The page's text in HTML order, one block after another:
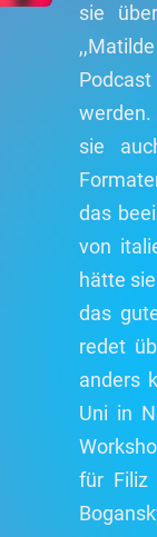
sie
sie
das
von
hätte
das
redet
anders
Uni in
für Filiz